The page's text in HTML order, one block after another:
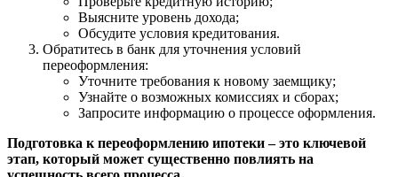
Выясните уровень дохода;
Обсудите условия кредитования.
Обратитесь в банк для уточнения условий
переоформления:
Уточните требования к новому заемщику;
Узнайте о возможных комиссиях и сборах;
Запросите информацию о процессе оформления.
Подготовка к переоформлению ипотеки – это ключевой
этап, который может существенно повлиять на